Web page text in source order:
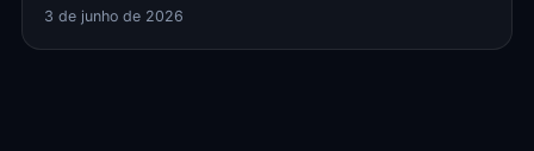
3 de junho de 2026